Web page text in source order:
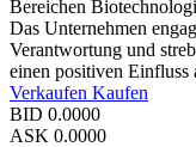
Bereichen
Das Unternehmen
Verantwortung und
einen positiven Einfluss
Verkaufen Kaufen
BID 0.0000
ASK 0.0000